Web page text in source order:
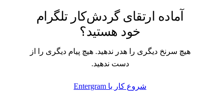
آماده ارتقای گردش‌کار تلگرام
خود هستید؟
هیچ سرنخ دیگری را هدر ندهید. هیچ پیام دیگری را از
دست ندهید.
شروع کار با Entergram